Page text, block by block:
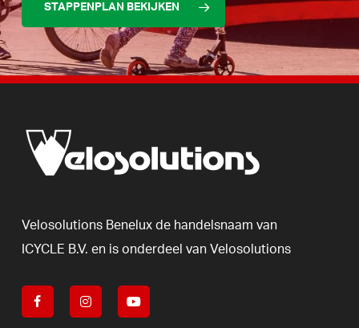
STAPPENPLAN BEKIJKEN
Velosolutions Benelux de handelsnaam van
ICYCLE B.V. en is onderdeel van Velosolutions